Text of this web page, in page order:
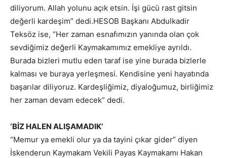
diliyorum. Allah yolunu açık etsin. İşi gücü rast gitsin
değerli kardeşim” dedi.HESOB Başkanı Abdulkadir
Teksöz ise, “Her zaman esnafımızın yanında olan çok
sevdiğimiz değerli Kaymakamımız emekliye ayrıldı.
Burada bizleri mutlu eden taraf ise yine burada bizlerle
kalması ve buraya yerleşmesi. Kendisine yeni hayatında
başarılar diliyoruz. Kardeşliğimiz, diyaloğumuz, birliğimiz
her zaman devam edecek” dedi.
‘BİZ HALEN ALIŞAMADIK’
“Memur ya emekli olur ya da tayini çıkar gider” diyen
İskenderun Kaymakam Vekili Payas Kaymakamı Hakan